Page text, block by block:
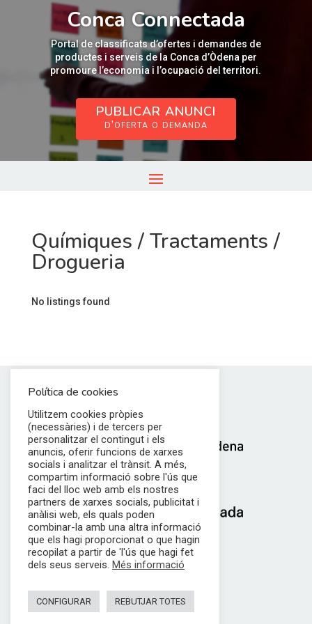
Reproductor
Conca Connectada
Portal de classificats d’ofertes i demandes de
productes i serveis de la Conca d’Òdena per
promoure l’economia i l’ocupació del territori.
PUBLICAR ANUNCI
d’oferta o demanda
Químiques / Tractaments /
Drogueria
No listings found
Punt de suport a l’empresa
Tel. 93 806 65 55
Avís legal
Política de cookies
Utilitzem cookies pròpies
(necessàries) i de tercers per
personalitzar el contingut i els
anuncis, oferir funcions de xarxes
socials i analitzar el trànsit. A més,
compartim informació sobre l'ús que
faci del lloc web amb els nostres
partners de xarxes socials, publicitat i
anàlisi web, els quals poden
combinar-la amb una altra informació
que els hagi proporcionat o que hagin
recopilat a partir de 'l'ús que hagi fet
dels seus serveis. Més informació
CONFIGURAR REBUTJAR TOTES